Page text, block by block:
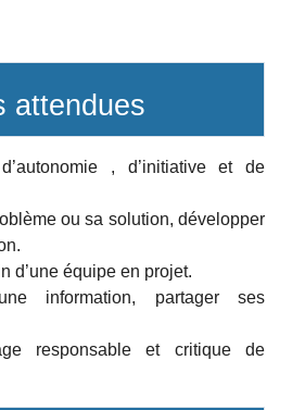
attendues
, d’initiative et de
ou sa solution, développer
d’une équipe en projet.
information, partager ses
responsable et critique de